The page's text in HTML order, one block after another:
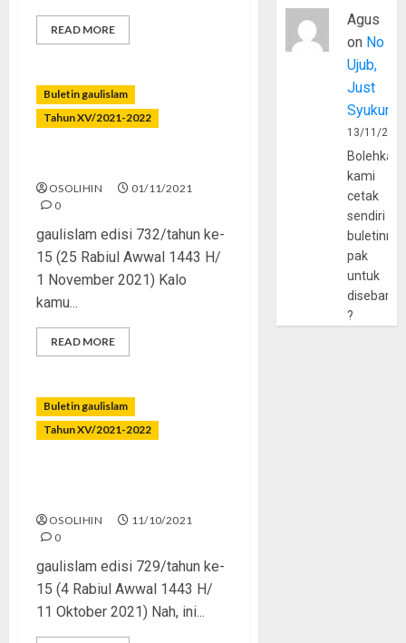
READ MORE
Buletin gaulislam
Tahun XV/2021-2022
OSOLIHIN
01/11/2021
0
gaulislam edisi 732/tahun ke-
15 (25 Rabiul Awwal 1443 H/
1 November 2021) Kalo
kamu...
READ MORE
Buletin gaulislam
Tahun XV/2021-2022
OSOLIHIN
11/10/2021
0
gaulislam edisi 729/tahun ke-
15 (4 Rabiul Awwal 1443 H/
11 Oktober 2021) Nah, ini...
Agus
on No
Ujub,
Just
Syukur
13/11/
Bolehkah
kami
cetak
sendiri
pak
untuk
?